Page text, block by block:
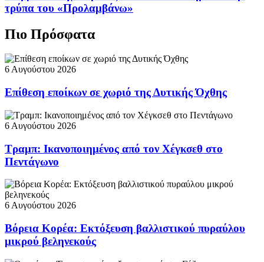
τρύπα του «Προλαμβάνω»
Πιο Πρόσφατα
6 Αυγούστου 2026
Επίθεση εποίκων σε χωριό της Δυτικής Όχθης
6 Αυγούστου 2026
Τραμπ: Ικανοποιημένος από τον Χέγκσεθ στο
Πεντάγωνο
6 Αυγούστου 2026
Βόρεια Κορέα: Εκτόξευση βαλλιστικού πυραύλου
μικρού βεληνεκούς